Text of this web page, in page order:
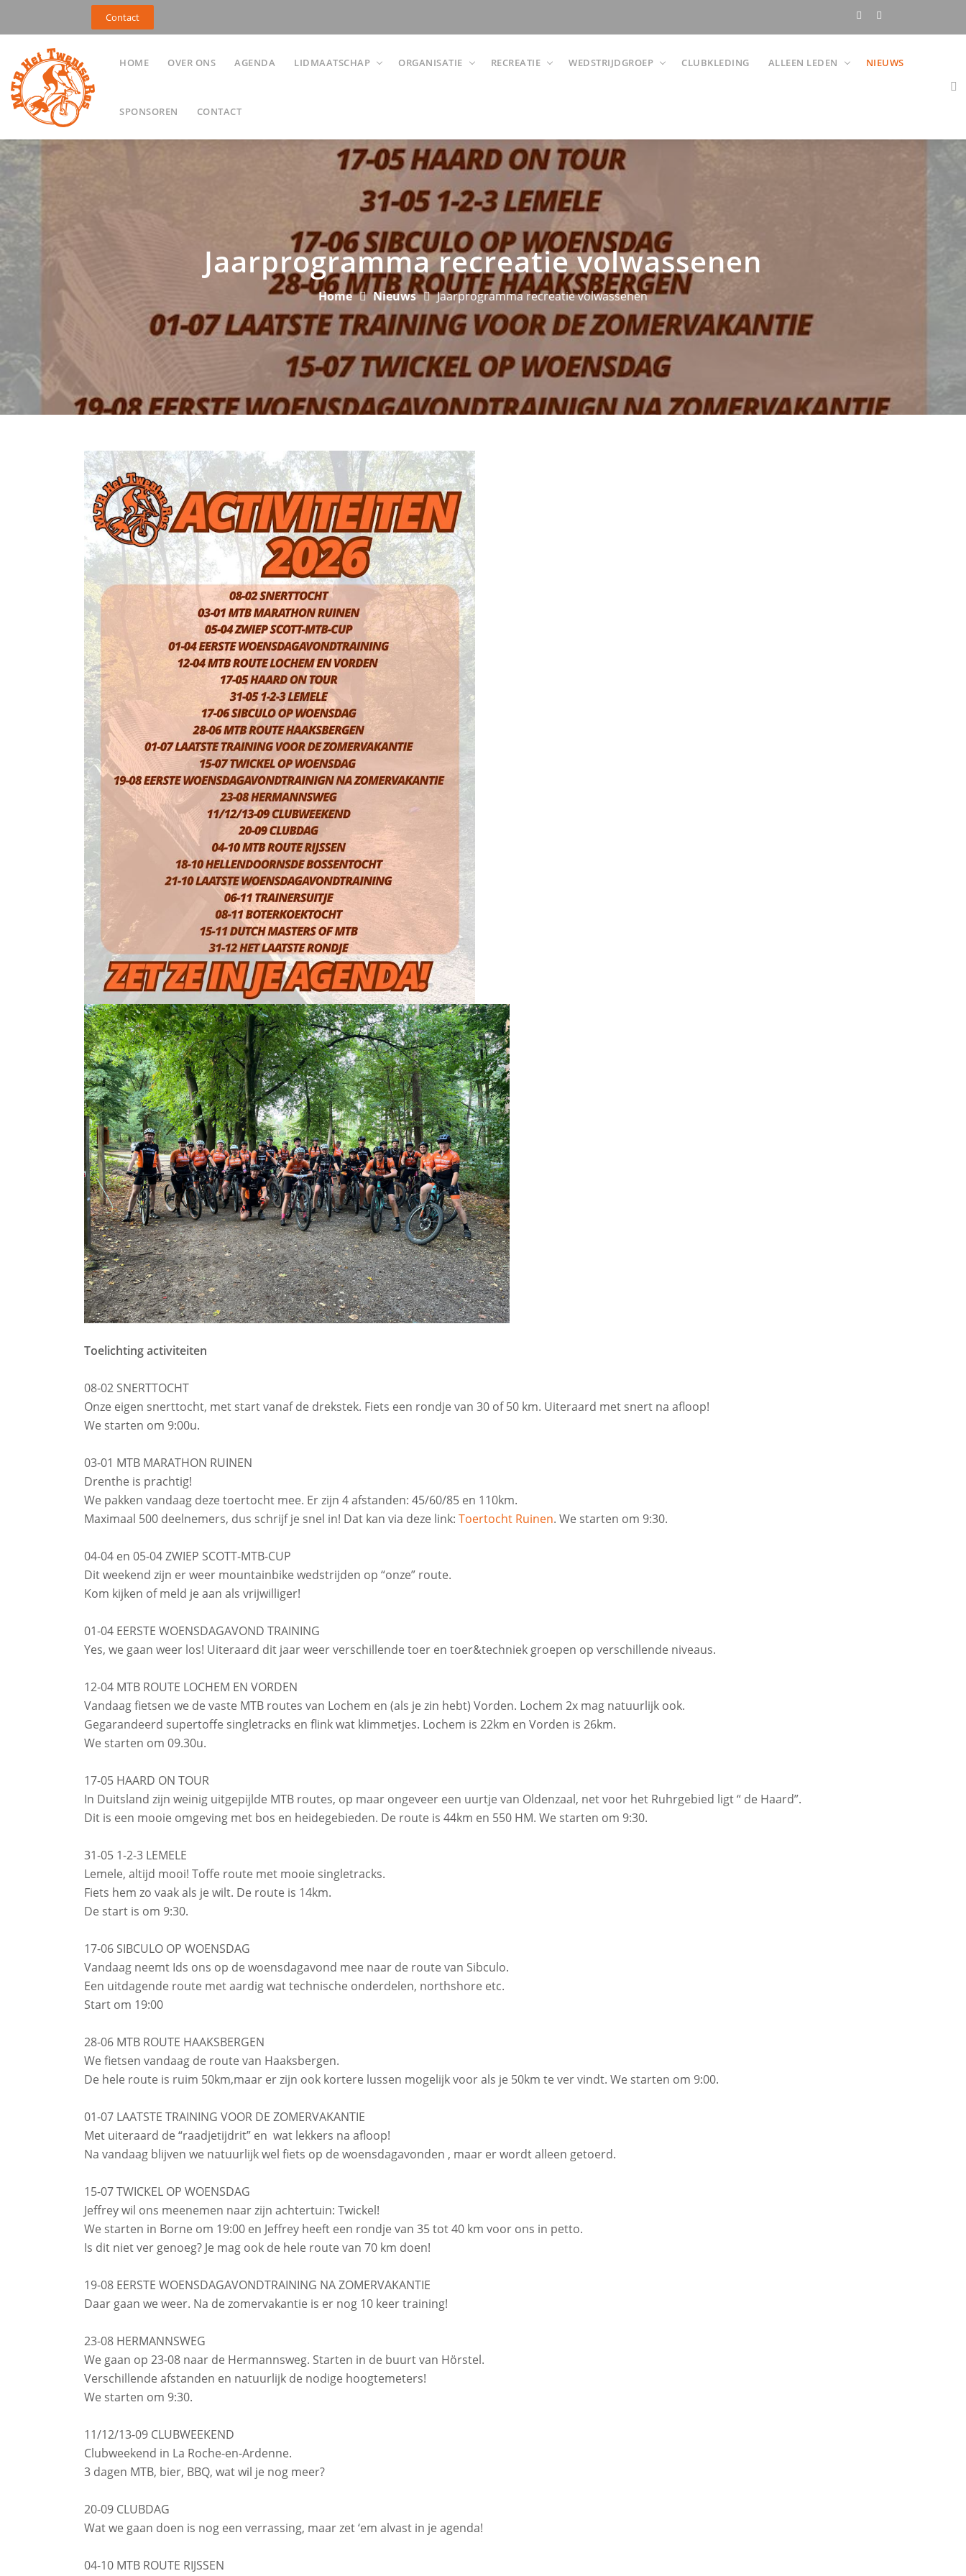
Contact
HOME OVER ONS AGENDA LIDMAATSCHAP ORGANISATIE RECREATIE WEDSTRIJDGROEP CLUBKLEDING ALLEEN LEDEN NIEUWS
SPONSOREN CONTACT
Jaarprogramma recreatie volwassenen
Home Nieuws Jaarprogramma recreatie volwassenen
Toelichting activiteiten
08-02 SNERTTOCHT
Onze eigen snerttocht, met start vanaf de drekstek. Fiets een rondje van 30 of 50 km. Uiteraard met snert na afloop!
We starten om 9:00u.
03-01 MTB MARATHON RUINEN
Drenthe is prachtig!
We pakken vandaag deze toertocht mee. Er zijn 4 afstanden: 45/60/85 en 110km.
Maximaal 500 deelnemers, dus schrijf je snel in! Dat kan via deze link: Toertocht Ruinen. We starten om 9:30.
04-04 en 05-04 ZWIEP SCOTT-MTB-CUP
Dit weekend zijn er weer mountainbike wedstrijden op “onze” route.
Kom kijken of meld je aan als vrijwilliger!
01-04 EERSTE WOENSDAGAVOND TRAINING
Yes, we gaan weer los! Uiteraard dit jaar weer verschillende toer en toer&techniek groepen op verschillende niveaus.
12-04 MTB ROUTE LOCHEM EN VORDEN
Vandaag fietsen we de vaste MTB routes van Lochem en (als je zin hebt) Vorden. Lochem 2x mag natuurlijk ook.
Gegarandeerd supertoffe singletracks en flink wat klimmetjes. Lochem is 22km en Vorden is 26km.
We starten om 09.30u.
17-05 HAARD ON TOUR
In Duitsland zijn weinig uitgepijlde MTB routes, op maar ongeveer een uurtje van Oldenzaal, net voor het Ruhrgebied ligt “ de Haard”.
Dit is een mooie omgeving met bos en heidegebieden. De route is 44km en 550 HM. We starten om 9:30.
31-05 1-2-3 LEMELE
Lemele, altijd mooi! Toffe route met mooie singletracks.
Fiets hem zo vaak als je wilt. De route is 14km.
De start is om 9:30.
17-06 SIBCULO OP WOENSDAG
Vandaag neemt Ids ons op de woensdagavond mee naar de route van Sibculo.
Een uitdagende route met aardig wat technische onderdelen, northshore etc.
Start om 19:00
28-06 MTB ROUTE HAAKSBERGEN
We fietsen vandaag de route van Haaksbergen.
De hele route is ruim 50km,maar er zijn ook kortere lussen mogelijk voor als je 50km te ver vindt. We starten om 9:00.
01-07 LAATSTE TRAINING VOOR DE ZOMERVAKANTIE
Met uiteraard de “raadjetijdrit” en wat lekkers na afloop!
Na vandaag blijven we natuurlijk wel fiets op de woensdagavonden , maar er wordt alleen getoerd.
15-07 TWICKEL OP WOENSDAG
Jeffrey wil ons meenemen naar zijn achtertuin: Twickel!
We starten in Borne om 19:00 en Jeffrey heeft een rondje van 35 tot 40 km voor ons in petto.
Is dit niet ver genoeg? Je mag ook de hele route van 70 km doen!
19-08 EERSTE WOENSDAGAVONDTRAINING NA ZOMERVAKANTIE
Daar gaan we weer. Na de zomervakantie is er nog 10 keer training!
23-08 HERMANNSWEG
We gaan op 23-08 naar de Hermannsweg. Starten in de buurt van Hörstel.
Verschillende afstanden en natuurlijk de nodige hoogtemeters!
We starten om 9:30.
11/12/13-09 CLUBWEEKEND
Clubweekend in La Roche-en-Ardenne.
3 dagen MTB, bier, BBQ, wat wil je nog meer?
20-09 CLUBDAG
Wat we gaan doen is nog een verrassing, maar zet ‘em alvast in je agenda!
04-10 MTB ROUTE RIJSSEN